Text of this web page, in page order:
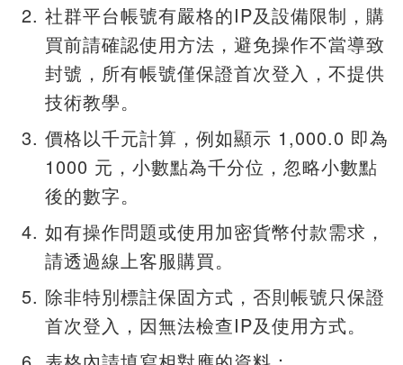
社群平台帳號有嚴格的IP及設備限制，購
買前請確認使用方法，避免操作不當導致
封號，所有帳號僅保證首次登入，不提供
技術教學。
價格以千元計算，例如顯示 1,000.0 即為
1000 元，小數點為千分位，忽略小數點
後的數字。
如有操作問題或使用加密貨幣付款需求，
請透過線上客服購買。
除非特別標註保固方式，否則帳號只保證
首次登入，因無法檢查IP及使用方式。